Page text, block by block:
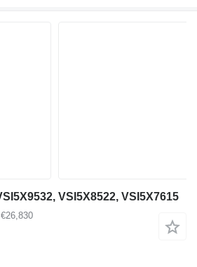
VSI5X8522, VSI5X7615